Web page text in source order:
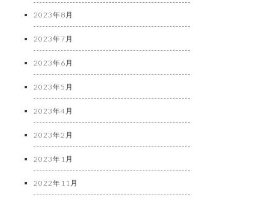
2023年8月
2023年7月
2023年6月
2023年5月
2023年4月
2023年2月
2023年1月
2022年11月